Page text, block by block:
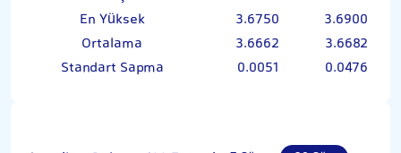
En Yüksek
3.6750
3.6900
Ortalama
3.6662
3.6682
Standart Sapma
0.0051 0.0476